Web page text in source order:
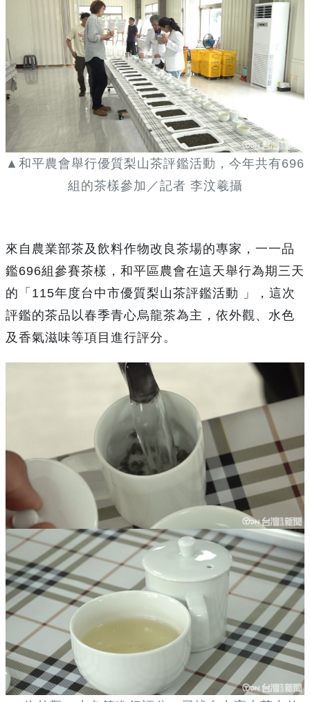
▲和平農會舉行優質梨山茶評鑑活動，今年共有696
組的茶樣參加／記者 李汶羲攝
來自農業部茶及飲料作物改良茶場的專家，一一品
鑑696組參賽茶樣，和平區農會在這天舉行為期三天
的「115年度台中市優質梨山茶評鑑活動 」，這次
評鑑的茶品以春季青心烏龍茶為主，依外觀、水色
及香氣滋味等項目進行評分。